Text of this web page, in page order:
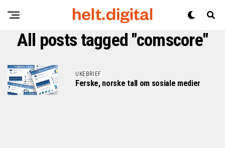
All posts tagged "comscore"
UKEBRIEF
Ferske, norske tall om sosiale medier